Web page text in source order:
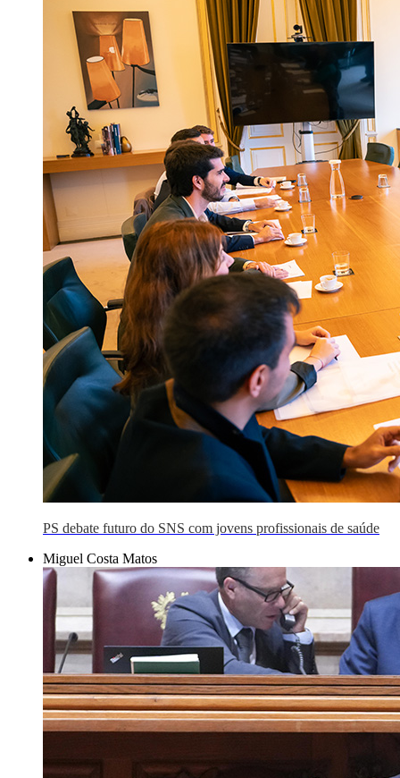
PS debate futuro do SNS com jovens profissionais de saúde
Miguel Costa Matos